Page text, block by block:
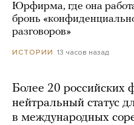
Юрфирма, где она
бронь
разговоров»
ИСТОРИИ 13 часов назад
Более 20 российских
нейтральный статус
в международных